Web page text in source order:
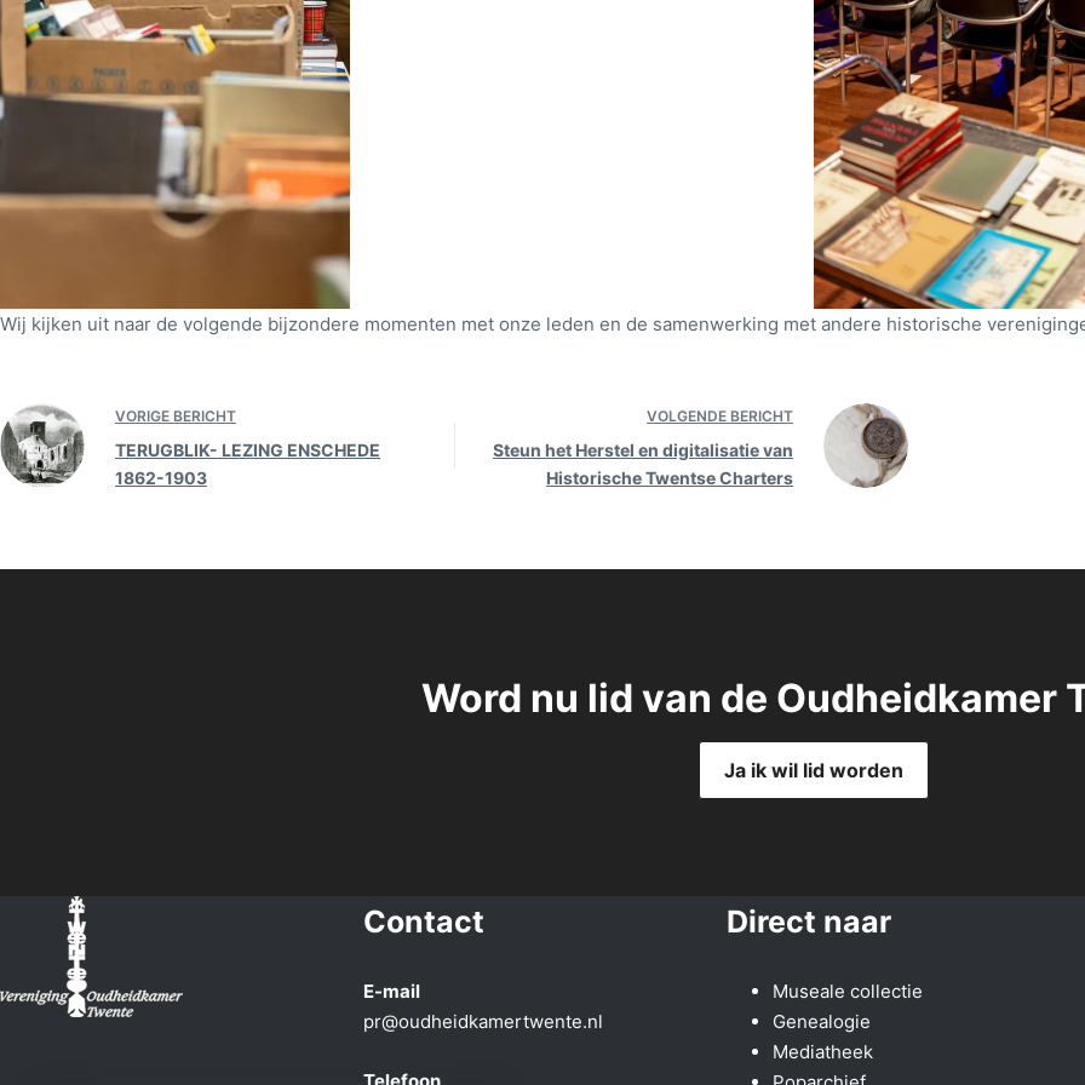
Wij kijken uit naar de volgende bijzondere momenten met onze leden en de samenwerking met andere historische
VORIGE BERICHT
TERUGBLIK- LEZING ENSCHEDE
1862-1903
VOLGENDE BERICHT
Steun het Herstel en digitalisatie van
Historische Twentse Charters
Word nu lid van de Oudheidkamer
Ja ik wil lid worden
Contact
E-mail
pr@oudheidkamertwente.nl
Direct naar
Museale collectie
Genealogie
Mediatheek